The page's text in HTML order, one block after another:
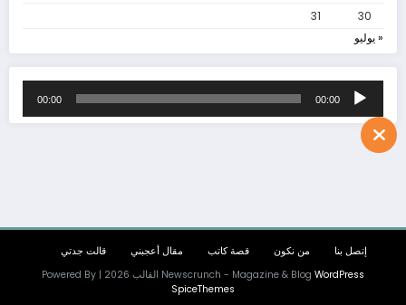
يونيو 6, 2017
أَشكُو إليكم وجُرحُ القلبِ في الصمَمِ ماذا أقولُ
30
31
« يوليو
مشغل
الصوت
00:00
00:00
إتصل بنا من نكون قصة كاتب مقال أعجبني
قالت جدتي
Newscrunch - Magazine & Blog WordPress
القالب 2026 | Powered By
SpiceThemes